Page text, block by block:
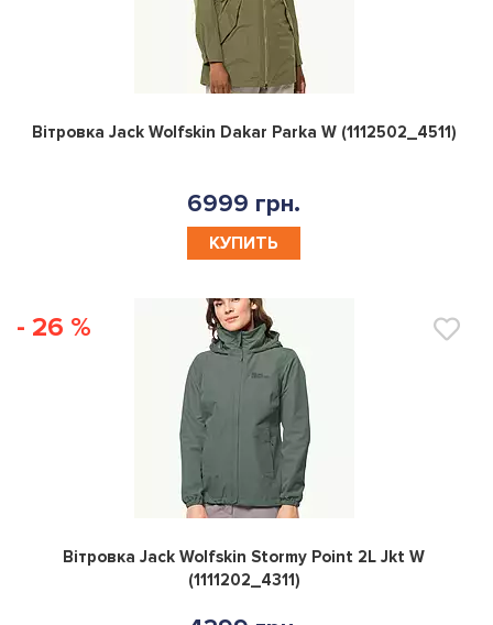
0
Вітровка Jack Wolfskin Dakar Parka W (1112502_4511)
6999 грн.
КУПИТЬ
- 26 %
0
Вітровка Jack Wolfskin Stormy Point 2L Jkt W
(1111202_4311)